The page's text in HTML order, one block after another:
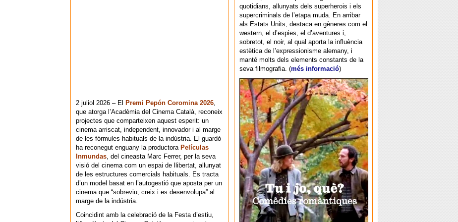
quotidians, allunyats dels superherois i els
supercriminals de l’etapa muda. En arribar
als Estats Units, destaca en gèneres com el
western, el d’espies, el d’aventures i,
sobretot, el noir, al qual aporta la influència
estètica de l’expressionisme alemany, i
manté molts dels elements constants de la
seva filmografia. (més informació)
2 juliol 2026 – El Premi Pepón Coromina 2026,
que atorga l’Acadèmia del Cinema Català, reconeix
projectes que comparteixen aquest esperit: un
cinema arriscat, independent, innovador i al marge
de les fórmules habituals de la indústria. El guardó
ha reconegut enguany la productora Películas
Inmundas, del cineasta Marc Ferrer, per la seva
visió del cinema com un espai de llibertat, allunyat
de les estructures comercials habituals. Es tracta
d’un model basat en l’autogestió que aposta per un
cinema que “sobreviu, creix i es desenvolupa” al
marge de la indústria.
Coincidint amb la celebració de la Festa d’estiu,